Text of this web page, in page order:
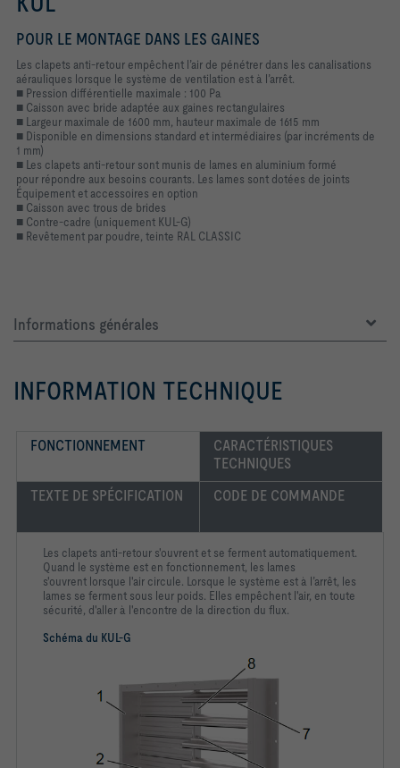
POUR LE MONTAGE DANS LES GAINES
Les clapets anti-retour empêchent l’air de pénétrer dans les canalisations
aérauliques lorsque le système de ventilation est à l’arrêt.
■ Pression différentielle maximale : 100 Pa
■ Caisson avec bride adaptée aux gaines rectangulaires
■ Largeur maximale de 1600 mm, hauteur maximale de 1615 mm
■ Disponible en dimensions standard et intermédiaires (par incréments de
1 mm)
■ Les clapets anti-retour sont munis de lames en aluminium formé
pour répondre aux besoins courants. Les lames sont dotées de joints
Équipement et accessoires en option
■ Caisson avec trous de brides
■ Contre-cadre (uniquement KUL-G)
■ Revêtement par poudre, teinte RAL CLASSIC
Informations générales
INFORMATION TECHNIQUE
FONCTIONNEMENT
CARACTÉRISTIQUES
TECHNIQUES
TEXTE DE SPÉCIFICATION
CODE DE COMMANDE
Schéma du KUL-G
Les clapets anti-retour s'ouvrent et se ferment automatiquement.
Quand le système est en fonctionnement, les lames
s'ouvrent lorsque l'air circule. Lorsque le système est à l’arrêt, les
lames se ferment sous leur poids. Elles empêchent l'air, en toute
sécurité, d'aller à l'encontre de la direction du flux.